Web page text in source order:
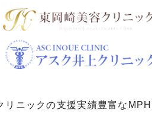
リニックの支援実績豊富なMPH